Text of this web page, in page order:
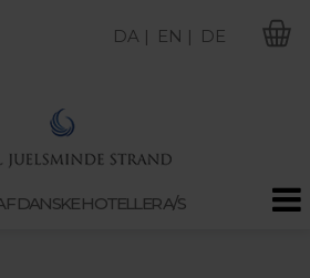
DANSKE HOTELLER A/S
DA | EN | DE